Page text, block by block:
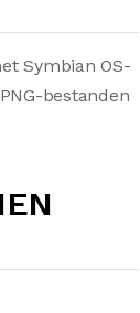
Symbian OS-
bestanden